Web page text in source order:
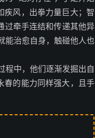
疾风，出拳力量巨大；智
过牵手连结和传递其他异
能治愈自身，触碰他人也
程中，他们逐渐发掘出自
春的能力同样强大，且手